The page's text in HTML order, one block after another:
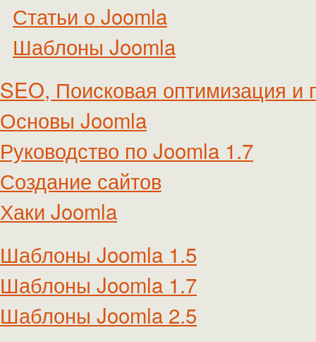
Статьи о Joomla
Шаблоны Joomla
SEO, Поисковая оптимизация и
Основы Joomla
Руководство по Joomla 1.7
Создание сайтов
Хаки Joomla
Шаблоны Joomla 1.5
Шаблоны Joomla 1.7
Шаблоны Joomla 2.5